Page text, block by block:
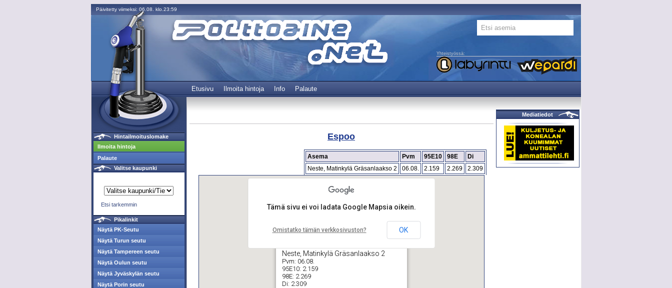
Päivitetty viimeksi: 06.08. klo.23:59
Yhteistyössä:
Etusivu Ilmoita hintoja Info Palaute
Hintailmoituslomake
Ilmoita hintoja
Palaute
Valitse kaupunki
Etsi tarkemmin
Pikalinkit
Näytä PK-Seutu
Näytä Turun seutu
Näytä Tampereen seutu
Näytä Oulun seutu
Näytä Jyväskylän seutu
Näytä Porin seutu
Espoo
Asema Pvm 95E10 98E
Di
Neste, Matinkylä Gräsanlaakso 2
06.08. 2.159 2.269 2.309
Neste, Matinkylä Gräsanlaakso 2
Pvm: 06.08.
95E10: 2.159
98E: 2.269
Di: 2.309
Tämä sivu ei voi ladata Google Mapsia oikein.
Omistatko tämän verkkosivuston? OK
Mediatiedot